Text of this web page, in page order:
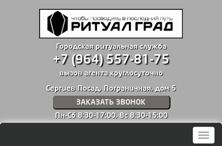
Городская ритуальная служба
+7 (964) 557-81-75
вызов агента круглосуточно
Сергиев Посад, Пограничная, дом 5
ЗАКАЗАТЬ ЗВОНОК
Пн-Сб 8:30-17:00, Вс 8:30-15:00
Меню